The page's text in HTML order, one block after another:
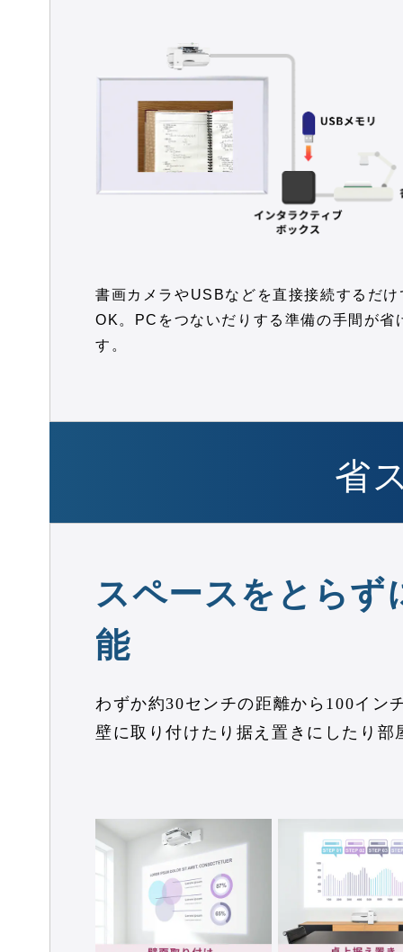
書画カメラやUSBなどを直接接続するだけ
OK。PCをつないだりする準備の手間が省
す。
省
スペースをとらず
能
わずか約30センチの距離から100イン
壁に取り付けたり据え置きにしたり